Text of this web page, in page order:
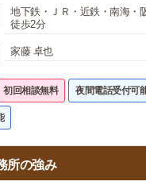
地下鉄・ＪＲ・近鉄・南海・
徒歩2分
家藤 卓也
初回相談無料 夜間電話受付可
所の強み